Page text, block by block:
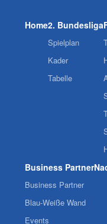
Home2. Bundesliga
Spielplan
Kader
Tabelle
Business Partner
Business Partner
Blau-Weiße Wand
Events